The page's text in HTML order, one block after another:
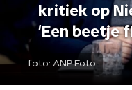
kritiek op
'Een beetje
foto: ANP Foto